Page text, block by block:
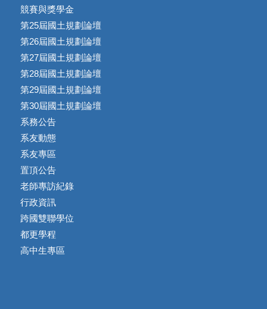
競賽與獎學金
第25屆國土規劃論壇
第26屆國土規劃論壇
第27屆國土規劃論壇
第28屆國土規劃論壇
第29屆國土規劃論壇
第30屆國土規劃論壇
系務公告
系友動態
系友專區
置頂公告
老師專訪紀錄
行政資訊
跨國雙聯學位
都更學程
高中生專區